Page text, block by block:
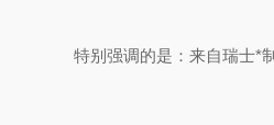
特别强调的是：来自瑞士*